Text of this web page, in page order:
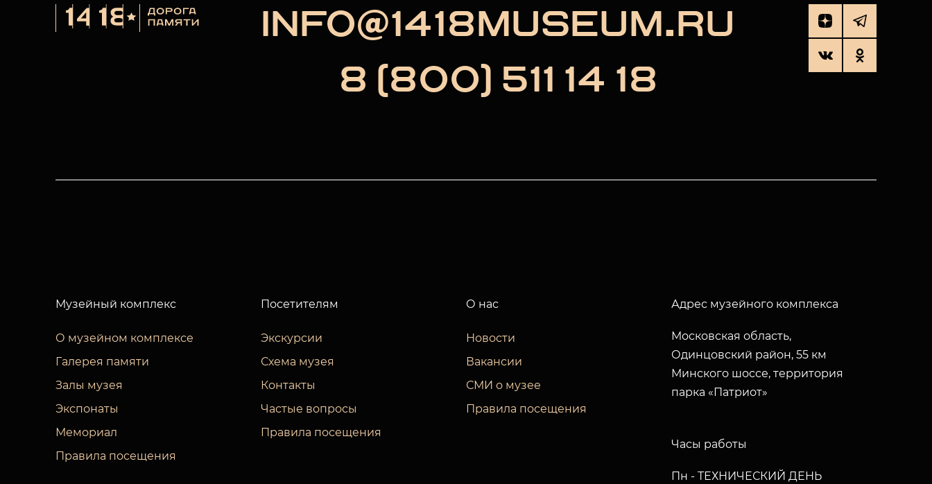
INFO@1418MUSEUM.RU
8 (800) 511 14 18
Музейный комплекс
О музейном комплексе
Галерея памяти
Залы музея
Экспонаты
Мемориал
Правила посещения
Посетителям
Экскурсии
Схема музея
Контакты
Частые вопросы
Правила посещения
О нас
Новости
Вакансии
СМИ о музее
Правила посещения
Адрес музейного комплекса
Московская область,
Одинцовский район, 55 км
Минского шоссе, территория
парка «Патриот»
Часы работы
Пн - ТЕХНИЧЕСКИЙ ДЕНЬ